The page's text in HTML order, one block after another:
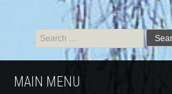
Search for:
MAIN MENU